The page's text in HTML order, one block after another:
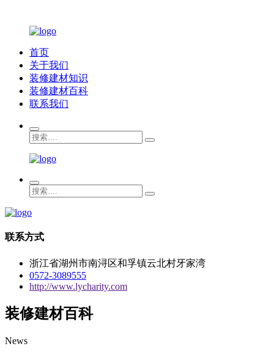
首页
关于我们
装修建材知识
装修建材百科
联系我们
联系方式
浙江省湖州市南浔区和孚镇云北村牙家湾
0572-3089555
http://www.lycharity.com
装修建材百科
News